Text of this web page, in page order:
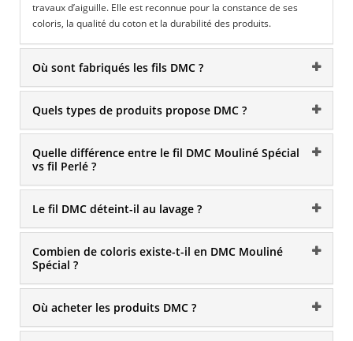
travaux d’aiguille. Elle est reconnue pour la constance de ses
coloris, la qualité du coton et la durabilité des produits.
Où sont fabriqués les fils DMC ?
Quels types de produits propose DMC ?
Quelle différence entre le fil DMC Mouliné Spécial
vs fil Perlé ?
Le fil DMC déteint-il au lavage ?
Combien de coloris existe-t-il en DMC Mouliné
Spécial ?
Où acheter les produits DMC ?